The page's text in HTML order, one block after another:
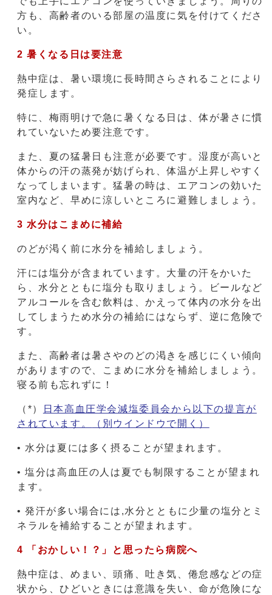
方も、高齢者のいる部屋の温度に気を付けてくださ
い。
2 暑くなる日は要注意
熱中症は、暑い環境に長時間さらされることにより
発症します。
特に、梅雨明けで急に暑くなる日は、体が暑さに慣
れていないため要注意です。
また、夏の猛暑日も注意が必要です。湿度が高いと
体からの汗の蒸発が妨げられ、体温が上昇しやすく
なってしまいます。猛暑の時は、エアコンの効いた
室内など、早めに涼しいところに避難しましょう。
3 水分はこまめに補給
のどが渇く前に水分を補給しましょう。
汗には塩分が含まれています。大量の汗をかいた
ら、水分とともに塩分も取りましょう。ビールなど
アルコールを含む飲料は、かえって体内の水分を出
してしまうため水分の補給にはならず、逆に危険で
す。
また、高齢者は暑さやのどの渇きを感じにくい傾向
がありますので、こまめに水分を補給しましょう。
寝る前も忘れずに！
（*）
日本高血圧学会減塩委員会から以下の提言が
されています。
（別ウインドウで開く）
• 水分は夏には多く摂ることが望まれます。
• 塩分は高血圧の人は夏でも制限することが望まれ
ます。
• 発汗が多い場合には,水分とともに少量の塩分とミ
ネラルを補給することが望まれます。
4 「おかしい！？」と思ったら病院へ
熱中症は、めまい、頭痛、吐き気、倦怠感などの症
状から、ひどいときには意識を失い、命が危険にな